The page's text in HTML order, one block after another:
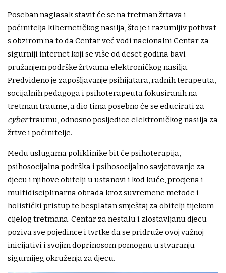
Poseban naglasak stavit će se na tretman žrtava i
počinitelja kibernetičkog nasilja, što je i razumljiv pothvat
s obzirom na to da Centar već vodi nacionalni Centar za
sigurniji internet koji se više od deset godina bavi
pružanjem podrške žrtvama elektroničkog nasilja.
Predviđeno je zapošljavanje psihijatara, radnih terapeuta,
socijalnih pedagoga i psihoterapeuta fokusiranih na
tretman traume, a dio tima posebno će se educirati za
cybertraumu, odnosno posljedice elektroničkog nasilja za
žrtve i počinitelje.
Među uslugama poliklinike bit će psihoterapija,
psihosocijalna podrška i psihosocijalno savjetovanje za
djecu i njihove obitelji u ustanovi i kod kuće, procjena i
multidisciplinarna obrada kroz suvremene metode i
holistički pristup te besplatan smještaj za obitelji tijekom
cijelog tretmana. Centar za nestalu i zlostavljanu djecu
poziva sve pojedince i tvrtke da se pridruže ovoj važnoj
inicijativi i svojim doprinosom pomognu u stvaranju
sigurnijeg okruženja za djecu.